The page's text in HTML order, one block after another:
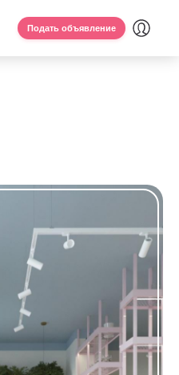
Подать объявление